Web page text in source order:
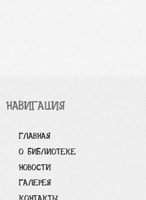
НАВИГАЦИЯ
ГЛАВНАЯ
О БИБЛИОТЕКЕ
НОВОСТИ
ГАЛЕРЕЯ